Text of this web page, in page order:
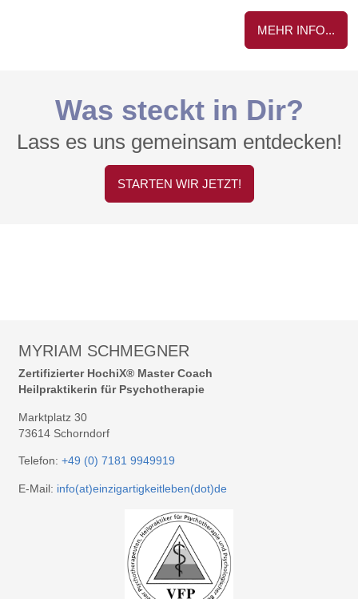
MEHR INFO...
Was steckt in Dir?
Lass es uns gemeinsam entdecken!
STARTEN WIR JETZT!
MYRIAM SCHMEGNER
Zertifizierter HochiX® Master Coach
Heilpraktikerin für Psychotherapie
Marktplatz 30
73614 Schorndorf
Telefon:+49 (0) 7181 9949919
E-Mail: info(at)einzigartigkeitleben(dot)de